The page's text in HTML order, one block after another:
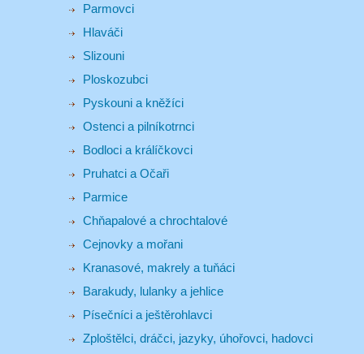
Parmovci
Hlaváči
Slizouni
Ploskozubci
Pyskouni a kněžíci
Ostenci a pilníkotrnci
Bodloci a králíčkovci
Pruhatci a Očaři
Parmice
Chňapalové a chrochtalové
Cejnovky a mořani
Kranasové, makrely a tuňáci
Barakudy, lulanky a jehlice
Písečníci a ještěrohlavci
Zploštělci, dráčci, jazyky, úhořovci, hadovci